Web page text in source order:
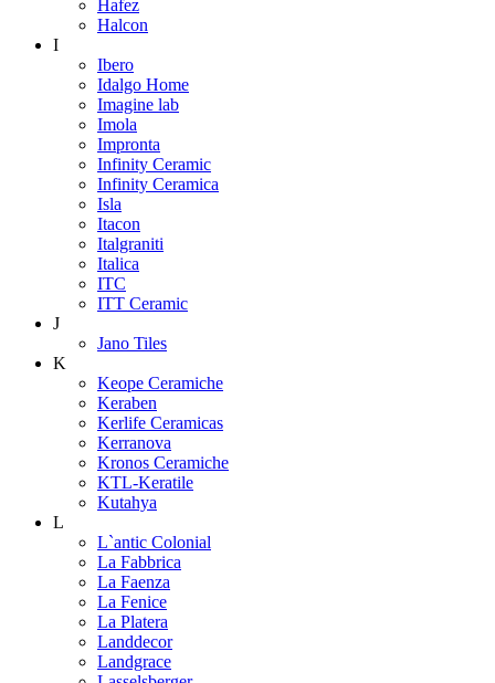
Hafez
Halcon
I
Ibero
Idalgo Home
Imagine lab
Imola
Impronta
Infinity Ceramic
Infinity Ceramica
Isla
Itacon
Italgraniti
Italica
ITC
ITT Ceramic
J
Jano Tiles
K
Keope Ceramiche
Keraben
Kerlife Ceramicas
Kerranova
Kronos Ceramiche
KTL-Keratile
Kutahya
L
L`antic Colonial
La Fabbrica
La Faenza
La Fenice
La Platera
Landdecor
Landgrace